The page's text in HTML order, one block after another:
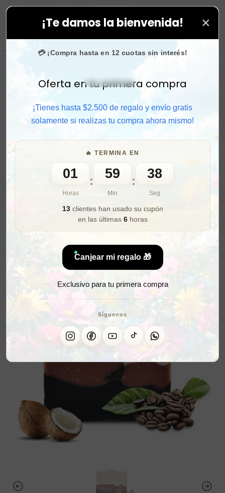
¡Te damos la bienvenida! ×
💳 ¡Compra hasta en 12 cuotas sin interés!
Activar sonido
Oferta en tu primera compra
¡Tienes hasta $2.500 de regalo y envío gratis
solamente si realizas tu compra ahora mismo!
🔥 TERMINA EN
01
Horas
: 59
Min
:
36
Seg
13clientes han usado su cupón
en las últimas 6horas
Canjear mi regalo 🎁
Exclusivo para tu primera compra
Síguenos
en todas tus compras. ⚡ Compra rápido y